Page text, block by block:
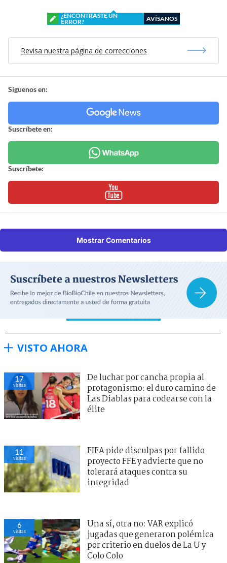
¿ENCONTRASTE UN
ERROR?
AVÍSANOS
Revisa nuestra página de correcciones
Síguenos en:
Suscríbete en:
Suscríbete:
Mostrar Comentarios
VISTO AHORA
17
visitas
De luchar por cancha propia al
protagonismo: el duro camino de
Las Diablas para codearse con la
élite
11
visitas
FIFA pide disculpas por fallido
proyecto FFE y advierte que no
tolerará ataques contra su
integridad
6
visitas
Una sí, otra no: VAR explicó
jugadas que generaron polémica
por criterio en duelos de La U y
Colo Colo